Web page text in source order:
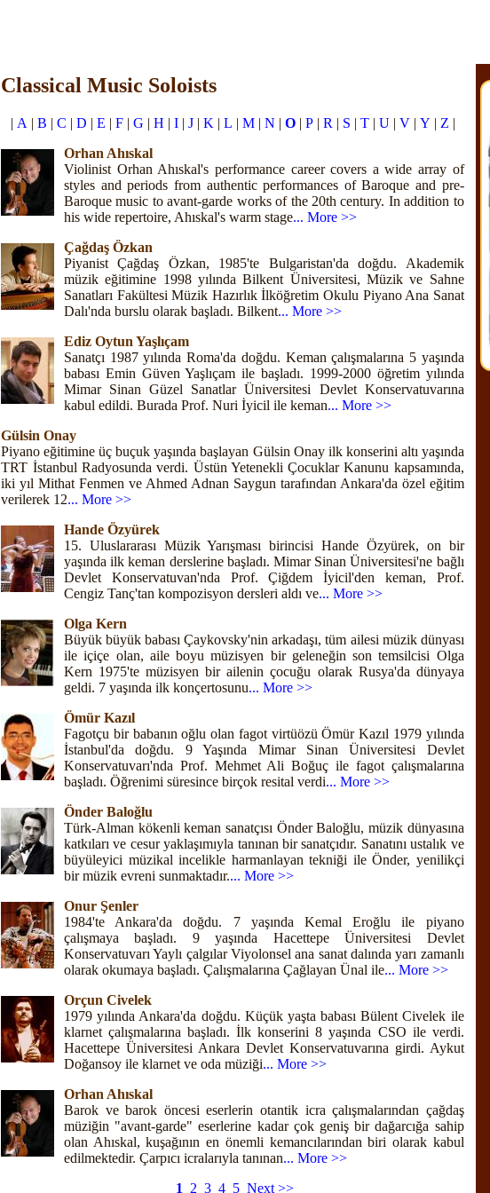
Classical Music Soloists
| A | B | C | D | E | F | G | H | I | J | K | L | M | N | O | P | R | S | T | U | V | Y | Z |
Orhan Ahıskal
Violinist Orhan Ahıskal's performance career covers a wide array of
styles and periods from authentic performances of Baroque and pre-
Baroque music to avant-garde works of the 20th century. In addition to
his wide repertoire, Ahıskal's warm stage... More >>
Çağdaş Özkan
Piyanist Çağdaş Özkan, 1985'te Bulgaristan'da doğdu. Akademik
müzik eğitimine 1998 yılında Bilkent Üniversitesi, Müzik ve Sahne
Sanatları Fakültesi Müzik Hazırlık İlköğretim Okulu Piyano Ana Sanat
Dalı'nda burslu olarak başladı. Bilkent... More >>
Ediz Oytun Yaşlıçam
Sanatçı 1987 yılında Roma'da doğdu. Keman çalışmalarına 5 yaşında
babası Emin Güven Yaşlıçam ile başladı. 1999-2000 öğretim yılında
Mimar Sinan Güzel Sanatlar Üniversitesi Devlet Konservatuvarına
kabul edildi. Burada Prof. Nuri İyicil ile keman... More >>
Gülsin Onay
Piyano eğitimine üç buçuk yaşında başlayan Gülsin Onay ilk konserini altı yaşında
TRT İstanbul Radyosunda verdi. Üstün Yetenekli Çocuklar Kanunu kapsamında,
iki yıl Mithat Fenmen ve Ahmed Adnan Saygun tarafından Ankara'da özel eğitim
verilerek 12... More >>
Hande Özyürek
15. Uluslararası Müzik Yarışması birincisi Hande Özyürek, on bir
yaşında ilk keman derslerine başladı. Mimar Sinan Üniversitesi'ne bağlı
Devlet Konservatuvan'nda Prof. Çiğdem İyicil'den keman, Prof.
Cengiz Tanç'tan kompozisyon dersleri aldı ve... More >>
Olga Kern
Büyük büyük babası Çaykovsky'nin arkadaşı, tüm ailesi müzik dünyası
ile içiçe olan, aile boyu müzisyen bir geleneğin son temsilcisi Olga
Kern 1975'te müzisyen bir ailenin çocuğu olarak Rusya'da dünyaya
geldi. 7 yaşında ilk konçertosunu... More >>
Ömür Kazıl
Fagotçu bir babanın oğlu olan fagot virtüözü Ömür Kazıl 1979 yılında
İstanbul'da doğdu. 9 Yaşında Mimar Sinan Üniversitesi Devlet
Konservatuvarı'nda Prof. Mehmet Ali Boğuç ile fagot çalışmalarına
başladı. Öğrenimi süresince birçok resital verdi... More >>
Önder Baloğlu
Türk-Alman kökenli keman sanatçısı Önder Baloğlu, müzik dünyasına
katkıları ve cesur yaklaşımıyla tanınan bir sanatçıdır. Sanatını ustalık ve
büyüleyici müzikal incelikle harmanlayan tekniği ile Önder, yenilikçi
bir müzik evreni sunmaktadır.... More >>
Onur Şenler
1984'te Ankara'da doğdu. 7 yaşında Kemal Eroğlu ile piyano
çalışmaya başladı. 9 yaşında Hacettepe Üniversitesi Devlet
Konservatuvarı Yaylı çalgılar Viyolonsel ana sanat dalında yarı zamanlı
olarak okumaya başladı. Çalışmalarına Çağlayan Ünal ile... More >>
Orçun Civelek
1979 yılında Ankara'da doğdu. Küçük yaşta babası Bülent Civelek ile
klarnet çalışmalarına başladı. İlk konserini 8 yaşında CSO ile verdi.
Hacettepe Üniversitesi Ankara Devlet Konservatuvarına girdi. Aykut
Doğansoy ile klarnet ve oda müziği... More >>
Orhan Ahıskal
Barok ve barok öncesi eserlerin otantik icra çalışmalarından çağdaş
müziğin "avant-garde" eserlerine kadar çok geniş bir dağarcığa sahip
olan Ahıskal, kuşağının en önemli kemancılarından biri olarak kabul
edilmektedir. Çarpıcı icralarıyla tanınan... More >>
1
2 3 4 5 Next >>